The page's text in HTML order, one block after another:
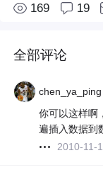
169 19
全部评论
chen_ya_ping
你可以这样啊
遍插入数据到
2010-11-